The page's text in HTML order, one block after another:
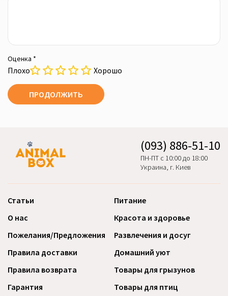
Оценка *
Плохо Хорошо
ПРОДОЛЖИТЬ
(093) 886-51-10
ПН-ПТ с 10:00 до 18:00
Украина, г. Киев
Статьи
О нас
Пожелания/Предложения
Правила доставки
Правила возврата
Гарантия
Питание
Красота и здоровье
Развлечения и досуг
Домашний уют
Товары для грызунов
Товары для птиц